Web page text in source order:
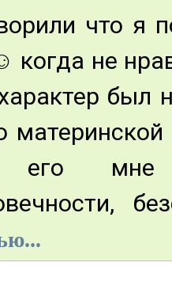
что я
когда не
был
его мне